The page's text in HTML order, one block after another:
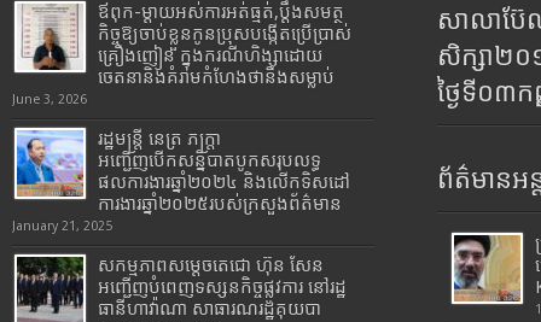
ឪពុក-ម្ដាយអស់ការអត់ធ្មត់,ប្ដឹងសមត្ថ
កិច្ចឱ្យចាប់ខ្លួនកូនប្រុសបង្កើតប្រើប្រាស់
គ្រឿងញៀន ក្នុងករណីហិង្សាដោយ
ចេតនានិងគំរាមកំហែងថានឹងសម្លាប់
June 3, 2026
រដ្ឋមន្រ្តី​ នេត្រ​ ភក្ត្រា​
អញ្ជើញបើកសន្និបាតបូកសរុបលទ្ធ
ផលការងារឆ្នាំ២០២៤ និងលើកទិសដៅ
ការងារឆ្នាំ២០២៥របស់​ក្រសួង​ព័ត៌មាន​
January 21, 2025
សកម្មភាពសម្តេចតេជោ ហ៊ុន សែន
អញ្ជើញបំពេញទស្សនកិច្ចផ្លូវការ នៅរដ្ឋ
ធានីហាវ៉ាណា សាធារណរដ្ឋគុយបា
សាលាប៊ែ
សិក្សា២
ថ្ងៃទី០៣
ព័ត៌មានអន្